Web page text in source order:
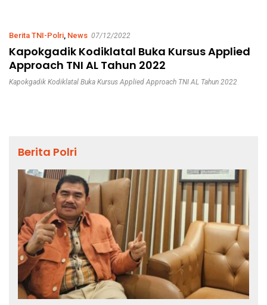
Berita TNI-Polri News 07/12/2022
Kapokgadik Kodiklatal Buka Kursus Applied
Approach TNI AL Tahun 2022
Kapokgadik Kodiklatal Buka Kursus Applied Approach TNI AL Tahun 2022
Berita Polri